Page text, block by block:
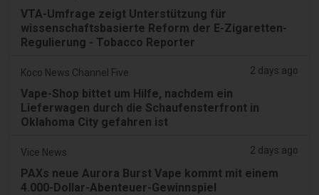
VTA-Umfrage zeigt Unterstützung für
wissenschaftsbasierte Reform der E-Zigaretten-
Regulierung - Tobacco Reporter
Koco News Channel Five 2 days ago
Vape-Shop bittet um Hilfe, nachdem ein
Lieferwagen durch die Schaufensterfront in
Oklahoma City gefahren ist
Vice News 2 days ago
PAXs neue Aurora Burst Vape kommt mit einem
4.000-Dollar-Abenteuer-Gewinnspiel